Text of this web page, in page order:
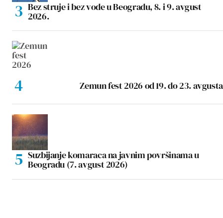
Bez struje i bez vode u Beogradu, 8. i 9. avgust
2026.
Zemun fest 2026 od 19. do 23. avgusta
Suzbijanje komaraca na javnim površinama u
Beogradu (7. avgust 2026)